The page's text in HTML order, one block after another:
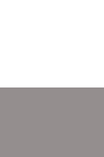
può essere